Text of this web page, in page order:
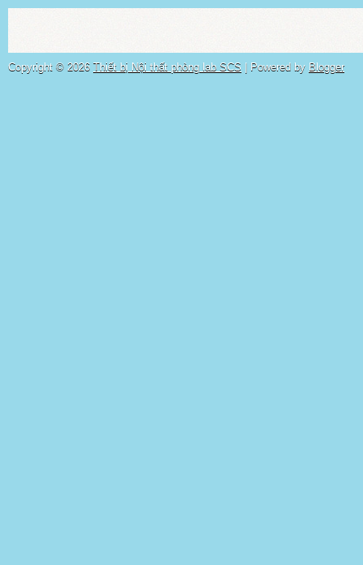
Copyright © 2026 Thiết bị Nội thất phòng lab SCS | Powered by Blogger